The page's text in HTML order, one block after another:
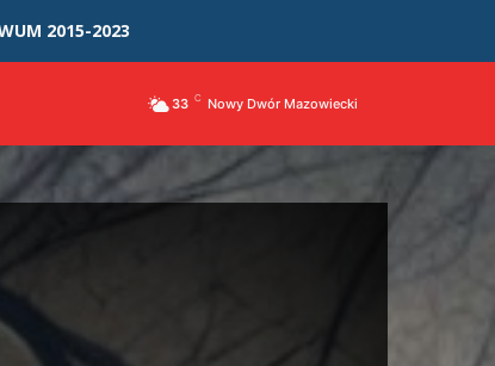
2015-2023
33 C Nowy Dwór Mazowiecki